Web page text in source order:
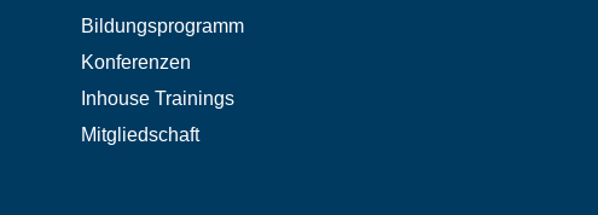
Bildungsprogramm
Konferenzen
Inhouse Trainings
Mitgliedschaft